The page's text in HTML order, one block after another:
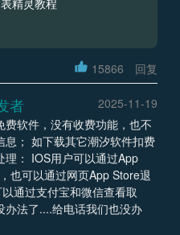
精灵教程
15866 回复
者
2025-11-19
费软件，没有收费功能，也不
息； 如下载其它潮汐软件扣费
理： IOS用户可以通过App
也可以通过网页App Store退
通过支付宝和微信查看取
办法了....给电话我们也没办